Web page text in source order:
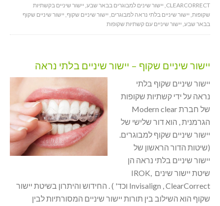
CLEARCORRECT
, יישור שינים למבוגרים בבאר שבע, יישור שיניים בקשתיות
שקופות, יישור שיניים בלתי נראה למבוגרים, יישור שיניים שקוף, יישור שיניים שקוף
בבאר שבע, יישור שיניים עם קשתיות שקופות
יישור שיניים שקוף – יישור שיניים בלתי נראה
יישור שיניים שקוף בלתי
נראה על ידי קשתיות שקופות
של חברת Modern clear
הגרמנית , הוא דור שלישי של
יישור שיניים שקוף למבוגרים.
(שיטות הדור הראשון של
יישור שיניים בלתי נראה הן
שיטת יישור שינים IROK,
Invisalign , ClearCorrect וכד' ) . החידוש והיתרון בשיטת יישור
שקוף הוא השילוב בין תורות יישור שיניים המסורתיות לבין